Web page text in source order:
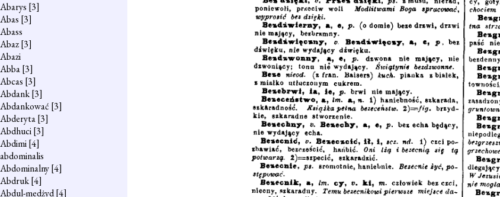
Abarys [3]
Abas [3]
Abass
Abaz[3]
Abazi
Abba[3]
Abcas [3]
Abdank[3]
Abdankować [3]
Abderyta[3]
Abdhuci[3]
Abdimi[4]
abdominalis
Abdominalny[4]
Abdruk[4]
Abdul-medżyd[4]